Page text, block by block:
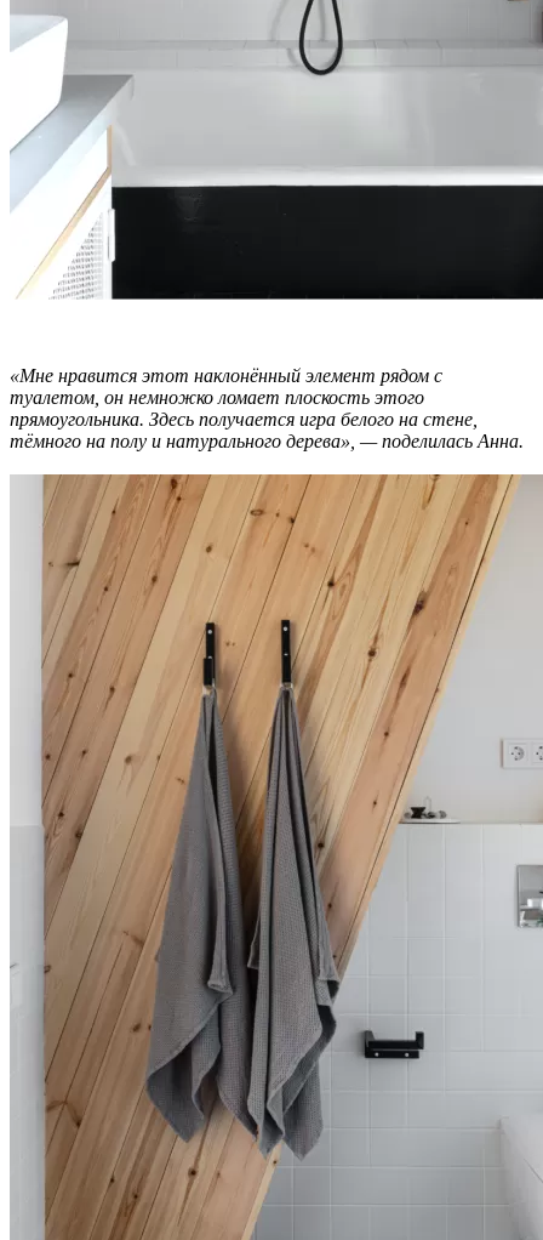
«Мне нравится этот наклонённый элемент рядом с
туалетом, он немножко ломает плоскость этого
прямоугольника. Здесь получается игра белого на стене,
тёмного на полу и натурального дерева», — поделилась Анна.